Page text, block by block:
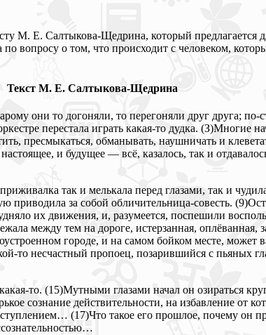
М. Е. Салтыкова-Щедрина, который предлагается
вопросу о том, что происходит с человеком,
Текст М. Е. Салтыкова-Щедрина
они то догоняли, то перегоняли друг друга;
перестала играть какая-то дудка. (З)Многие
пресмыкаться, обманывать, наушничать и
настоящее, и будущее — всё, казалось, так и
так и мелькала перед глазами, так и
приводила за собой обличительница-совесть.
их движения, и, разумеется, поспешили
между тем на дороге, истерзанная,
городе, и на самом бойком месте, может
то несчастный пропоец, позарившийся с пьяных
то. (15)Мутными глазами начал он озираться
сознание действительности, на избавление от
(17)Что такое его прошлое, почему он